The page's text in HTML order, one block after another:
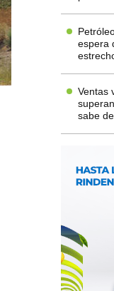
espera
Ventas
sabe